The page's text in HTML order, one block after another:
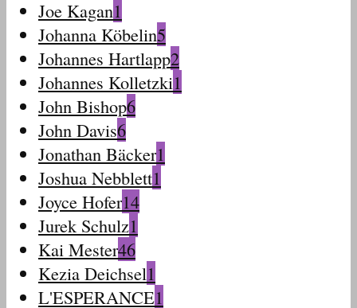
Joe Kagan1
Johanna Köbelin5
Johannes Hartlapp2
Johannes Kolletzki1
John Bishop6
John Davis6
Jonathan Bäcker1
Joshua Nebblett1
Joyce Hofer14
Jurek Schulz1
Kai Mester46
Kezia Deichsel1
L'ESPERANCE1